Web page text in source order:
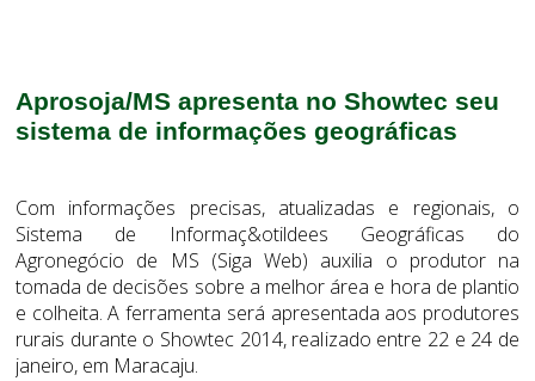
Aprosoja/MS apresenta no Showtec seu
sistema de informações geográficas
Com informações precisas, atualizadas e regionais, o
Sistema de Informaç&otildees Geográficas do
Agronegócio de MS (Siga Web) auxilia o produtor na
tomada de decisões sobre a melhor área e hora de plantio
e colheita. A ferramenta será apresentada aos produtores
rurais durante o Showtec 2014, realizado entre 22 e 24 de
janeiro, em Maracaju.